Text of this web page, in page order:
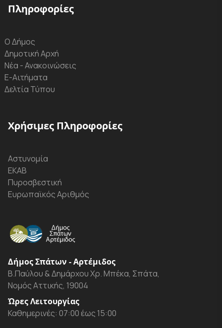
Πληροφορίες
Ο Δήμος
Δημοτική Αρχή
Νέα - Ανακοινώσεις
Ε-Αιτήματα
Δελτία Τύπου
Χρήσιμες Πληροφορίες
Αστυνομία
ΕΚΑΒ
Πυροσβεστική
Ευρωπαϊκός Αριθμός
Δήμος Σπάτων - Αρτέμιδος
Β.Παύλου & Δημάρχου Χρ. Μπέκα, Σπάτα,
Νομός Αττικής, 19004
Ώρες Λειτουργίας
Καθημερινές: 07:00 έως 15:00